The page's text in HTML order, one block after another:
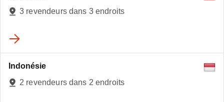
3 revendeurs dans 3 endroits
Indonésie
2 revendeurs dans 2 endroits